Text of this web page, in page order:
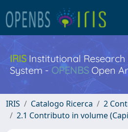
IRISInstitutional
System - OPENBS Open
IRIS Catalogo Ricerca
2
2.1 Contributo in volume